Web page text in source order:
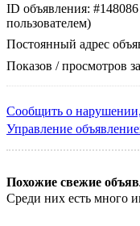
ID объявления: #148086
пользователем)
Постоянный адрес
Показов / просмотров
Сообщить о
Управление
Похожие свежие
Среди них есть много